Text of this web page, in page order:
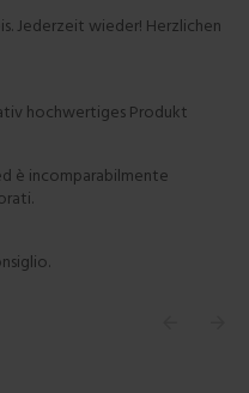
Jederzeit wieder! Herzlichen
hochwertiges Produkt
è incomparabilmente